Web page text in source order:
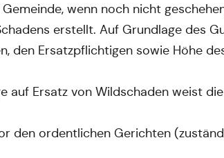
wenn noch nicht
erstellt. Auf Grundlage des
den Ersatzpflichtigen sowie Höhe
Ersatz von Wildschaden weist
den ordentlichen Gerichten